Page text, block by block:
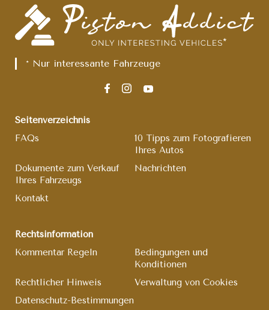
* Nur interessante Fahrzeuge
Seitenverzeichnis
FAQs
10 Tipps zum Fotografieren
Ihres Autos
Dokumente zum Verkauf
Ihres Fahrzeugs
Nachrichten
Kontakt
Rechtsinformation
Kommentar Regeln
Bedingungen und
Konditionen
Rechtlicher Hinweis
Verwaltung von Cookies
Datenschutz-Bestimmungen